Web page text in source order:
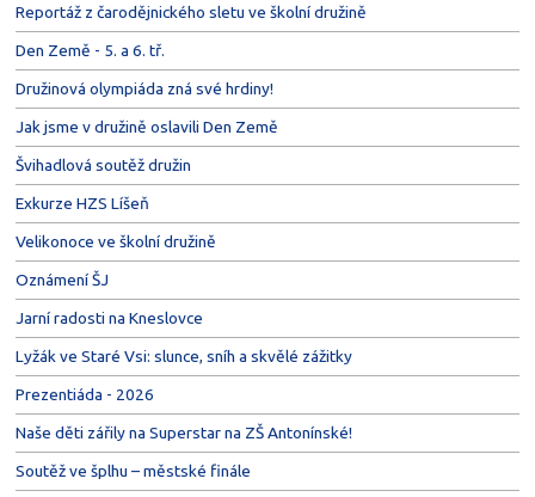
Reportáž z čarodějnického sletu ve školní družině
Den Země - 5. a 6. tř.
Družinová olympiáda zná své hrdiny!
Jak jsme v družině oslavili Den Země
Švihadlová soutěž družin
Exkurze HZS Líšeň
Velikonoce ve školní družině
Oznámení ŠJ
Jarní radosti na Kneslovce
Lyžák ve Staré Vsi: slunce, sníh a skvělé zážitky
Prezentiáda - 2026
Naše děti zářily na Superstar na ZŠ Antonínské!
Soutěž ve šplhu – městské finále